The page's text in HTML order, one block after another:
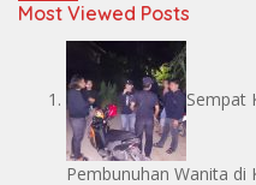
Most Viewed Posts
Sempat
Pembunuhan Wanita di